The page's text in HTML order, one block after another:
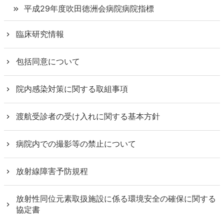
平成29年度吹田徳洲会病院病院指標
臨床研究情報
包括同意について
院内感染対策に関する取組事項
渡航受診者の受け入れに関する基本方針
病院内での撮影等の禁止について
放射線障害予防規程
放射性同位元素取扱施設に係る環境安全の確保に関する
協定書